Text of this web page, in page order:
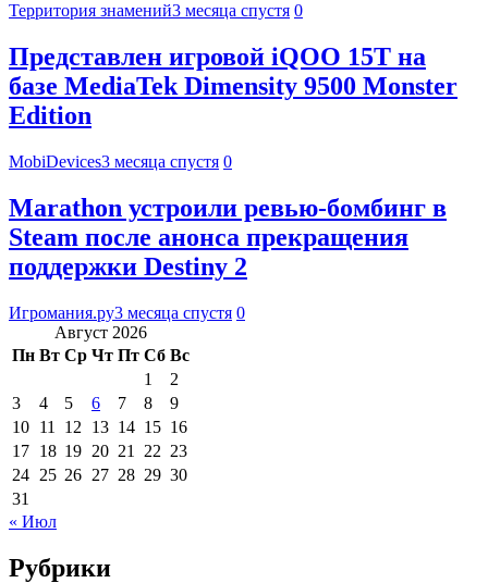
Территория знамений3 месяца спустя 0
Представлен игровой iQOO 15T на
базе MediaTek Dimensity 9500 Monster
Edition
MobiDevices3 месяца спустя 0
Marathon устроили ревью-бомбинг в
Steam после анонса прекращения
поддержки Destiny 2
Игромания.ру3 месяца спустя 0
Август 2026
Пн Вт Ср Чт Пт Сб Вс
1
2
3
4 5 6 7 8
9
10 11 12 13 14 15 16
17 18 19 20 21 22 23
24 25 26 27 28 29 30
31
« Июл
Рубрики